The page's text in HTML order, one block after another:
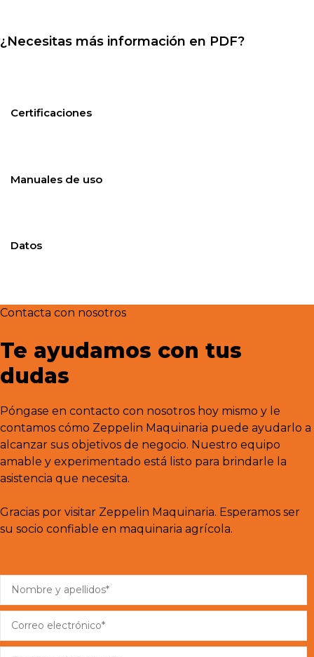
¿Necesitas más información en PDF?
Certificaciones
Manuales de uso
Datos
Contacta con nosotros
Te ayudamos con tus
dudas
Póngase en contacto con nosotros hoy mismo y le
contamos cómo Zeppelin Maquinaria puede ayudarlo a
alcanzar sus objetivos de negocio. Nuestro equipo
amable y experimentado está listo para brindarle la
asistencia que necesita.
Gracias por visitar Zeppelin Maquinaria. Esperamos ser
su socio confiable en maquinaria agrícola.